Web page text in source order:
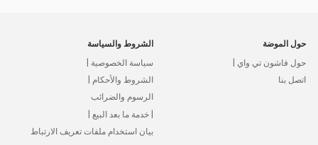
حول الموضة
حول فاشون تي واي |
اتصل بنا
الشروط والسياسة
سياسة الخصوصية |
الشروط والأحكام |
الرسوم والضرائب
| خدمة ما بعد البيع |
بيان استخدام ملفات تعريف الارتباط